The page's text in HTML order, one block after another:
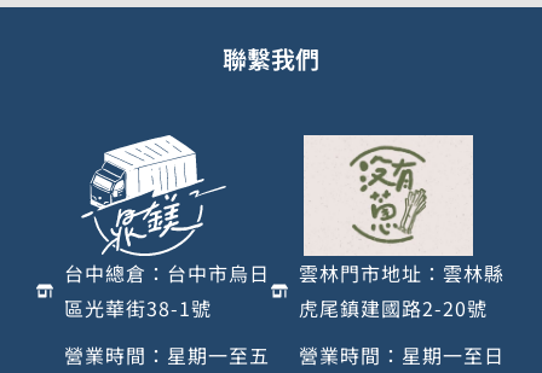
聯繫我們
台中總倉：台中市烏日
區光華街38-1號
營業時間：星期一至五
雲林門市地址：雲林縣
虎尾鎮建國路2-20號
營業時間：星期一至日